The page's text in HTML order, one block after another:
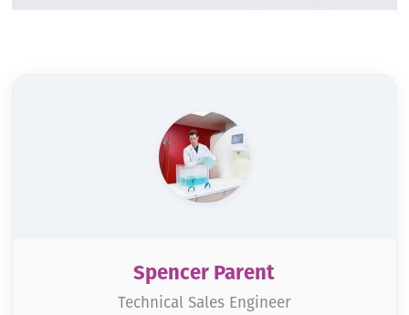
Spencer Parent
Technical Sales Engineer